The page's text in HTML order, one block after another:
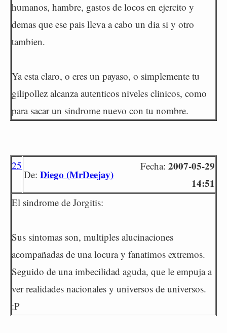
humanos, hambre, gastos de locos en ejercito y
demas que ese pais lleva a cabo un dia si y otro
tambien.
Ya esta claro, o eres un payaso, o simplemente tu
gilipollez alcanza autenticos niveles clinicos, como
para sacar un sindrome nuevo con tu nombre.
25
De: Diego (MrDeejay)
Fecha: 2007-05-29
14:51
El sindrome de Jorgitis:
Sus sintomas son, multiples alucinaciones
acompañadas de una locura y fanatimos extremos.
Seguido de una imbecilidad aguda, que le empuja a
ver realidades nacionales y universos de universos.
:P